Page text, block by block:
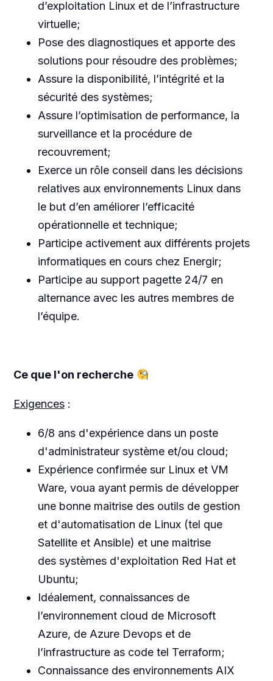
d’exploitation Linux et de l’infrastructure
virtuelle;
Pose des diagnostiques et apporte des
solutions pour résoudre des problèmes;
Assure la disponibilité, l’intégrité et la
sécurité des systèmes;
Assure l’optimisation de performance, la
surveillance et la procédure de
recouvrement;
Exerce un rôle conseil dans les décisions
relatives aux environnements Linux dans
le but d’en améliorer l’efficacité
opérationnelle et technique;
Participe activement aux différents projets
informatiques en cours chez Energir;
Participe au support pagette 24/7 en
alternance avec les autres membres de
l’équipe.
Ce que l'on recherche
Exigences:
6/8 ans d'expérience dans un poste
d'administrateur système et/ou cloud;
Expérience confirmée sur Linux et VM
Ware, voua ayant permis de développer
une bonne maitrise des outils de gestion
et d'automatisation de Linux (tel que
Satellite et Ansible) et une maitrise
des systèmes d'exploitation Red Hat et
Ubuntu;
Idéalement, connaissances de
l’environnement cloud de Microsoft
Azure, de Azure Devops et de
l’infrastructure as code tel Terraform;
Connaissance des environnements AIX